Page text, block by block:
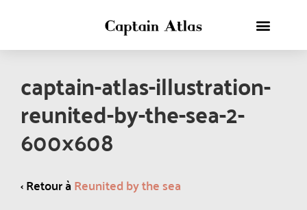
captain-atlas-illustration-
reunited-by-the-sea-2-
600×608
‹ Retour àReunited by the sea